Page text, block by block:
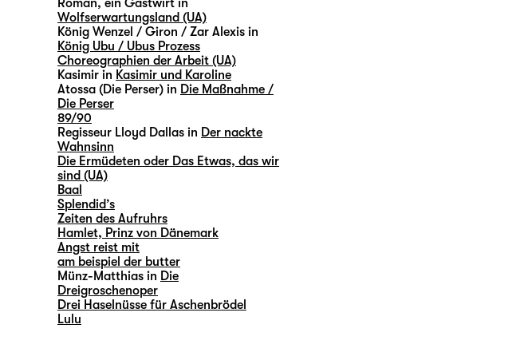
Roman, ein Gastwirt in
Wolfserwartungsland (UA)
König Wenzel / Giron / Zar Alexis in
König Ubu / Ubus Prozess
Choreographien der Arbeit (UA)
Kasimir in Kasimir und Karoline
Atossa (Die Perser) in Die Maßnahme /
Die Perser
89/90
Regisseur Lloyd Dallas in Der nackte
Wahnsinn
Die Ermüdeten oder Das Etwas, das wir
sind (UA)
Baal
Splendid’s
Zeiten des Aufruhrs
Hamlet, Prinz von Dänemark
Angst reist mit
am beispiel der butter
Münz-Matthias in Die
Dreigroschenoper
Drei Haselnüsse für Aschenbrödel
Lulu